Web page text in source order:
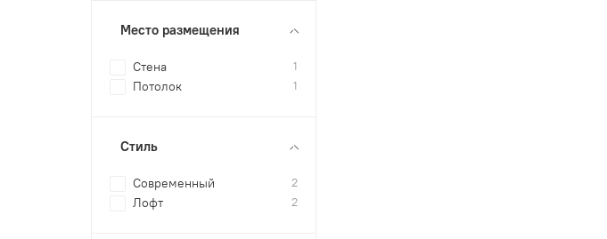
Место размещения
Стена 1
Потолок 1
Стиль
Современный 2
Лофт 2